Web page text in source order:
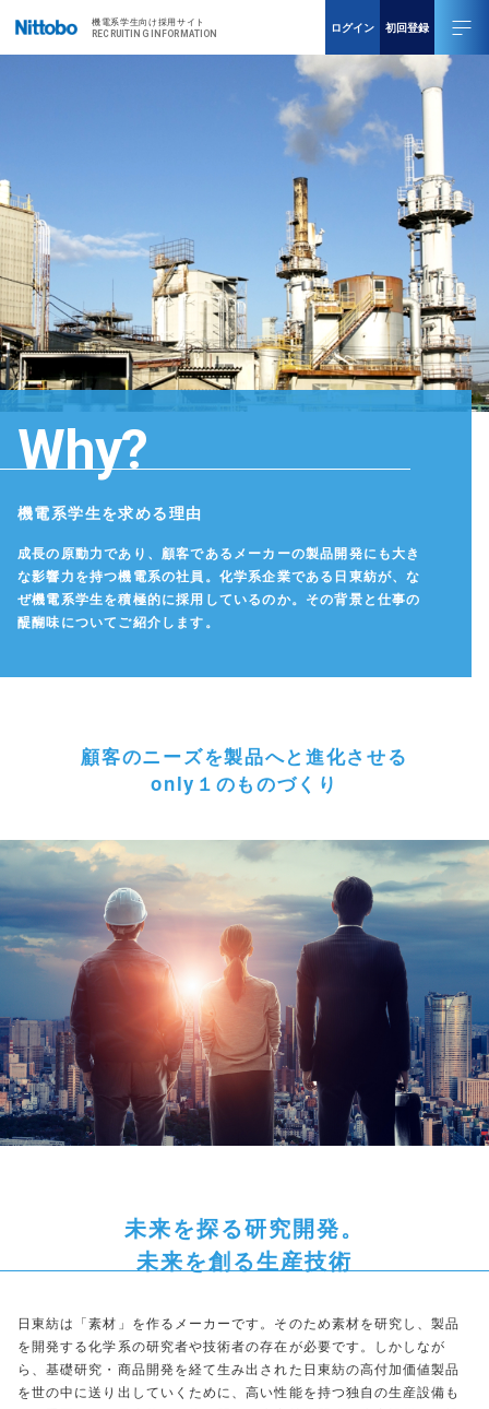
機電系学生向け採用サイト
RECRUITING INFORMATION ログイン 初回登録
Why?
機電系学生を求める理由
成長の原動力であり、顧客であるメーカーの製品開発にも大き
な影響力を持つ機電系の社員。 化学系企業である日東紡が、な
ぜ機電系学生を積極的に採用しているのか。 その背景と仕事の
醍醐味についてご紹介します。
顧客のニーズを製品へと進化させる
only１のものづくり
未来を探る研究開発。
未来を創る生産技術
日東紡は「素材」を作るメーカーです。そのため素材を研究し、製品
を開発する化学系の研究者や技術者の存在が必要です。しかしなが
ら、基礎研究・商品開発を経て生み出された日東紡の高付加価値製品
を世の中に送り出していくために、高い性能を持つ独自の生産設備も